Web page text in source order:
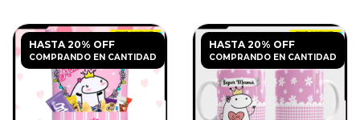
HASTA 20% OFF
COMPRANDO EN CANTIDAD
HASTA 20% OFF
COMPRANDO EN CANTIDAD